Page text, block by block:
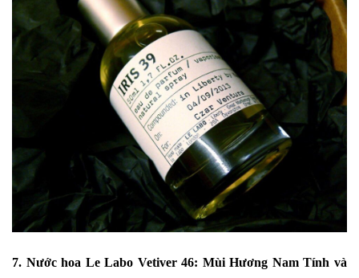
7. Nước hoa Le Labo Vetiver 46: Mùi Hương Nam Tính và